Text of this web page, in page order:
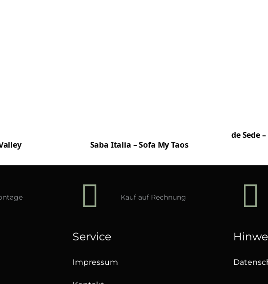
Saba Italia – Sofa My Taos
de Sede
Kauf auf Rechnung
Service
Impressum